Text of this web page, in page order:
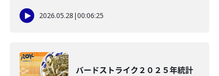
2026.05.28 |00:06:25
バードストライク２０２５年統計